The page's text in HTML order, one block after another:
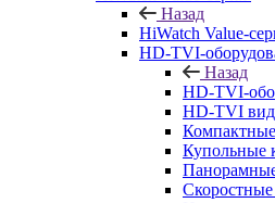
Назад
HiWatch Value-
HD-TVI-
Назад
HD-TVI-
HD-TVI
Купольные